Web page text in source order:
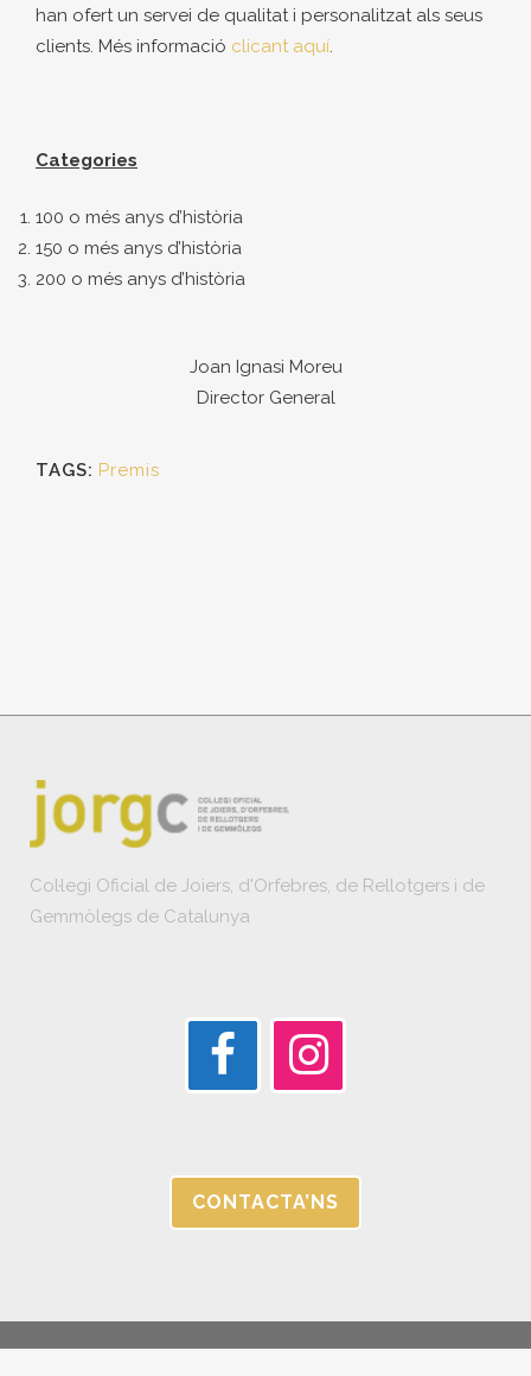
han ofert un servei de qualitat i personalitzat als seus
clients. Més informació clicant aquí.
Categories
100 o més anys d’història
150 o més anys d’història
200 o més anys d’història
Joan Ignasi Moreu
Director General
TAGS: Premis
Col·legi Oficial de Joiers, d'Orfebres, de Rellotgers i de
Gemmòlegs de Catalunya
CONTACTA’NS